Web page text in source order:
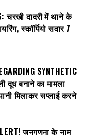
चरखी दादरी में थाने के
स्कॉर्पियो सवार 7
SYNTHETIC
दूध बनाने का मामला
मिलाकर सप्लाई करने
जनगणना के नाम